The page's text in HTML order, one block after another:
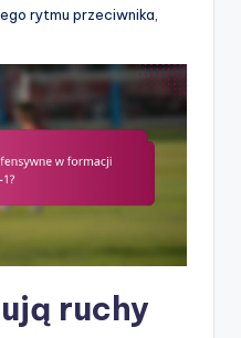
rytmu przeciwnika,
ruchy